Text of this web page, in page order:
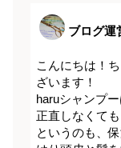
ブログ
こんにちは！
ざいます！
haruシャンプ
正直しなくて
というのも、